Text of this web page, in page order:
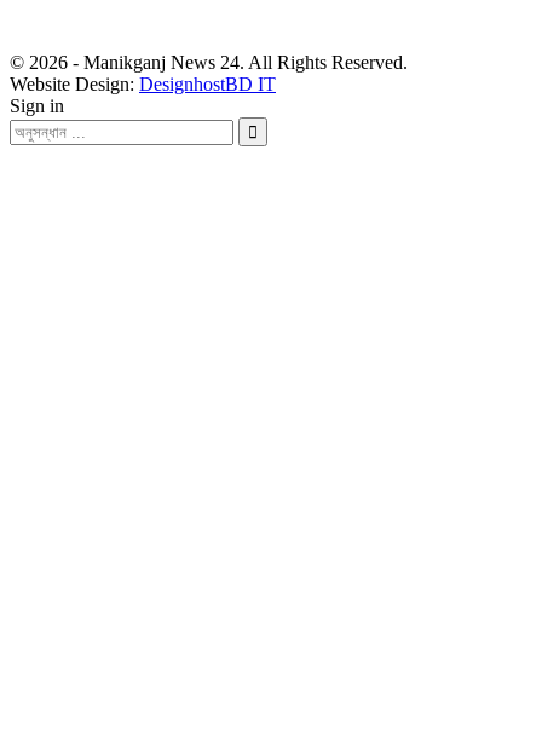
© 2026 - Manikganj News 24. All Rights Reserved.
Website Design: DesignhostBD IT
Sign in